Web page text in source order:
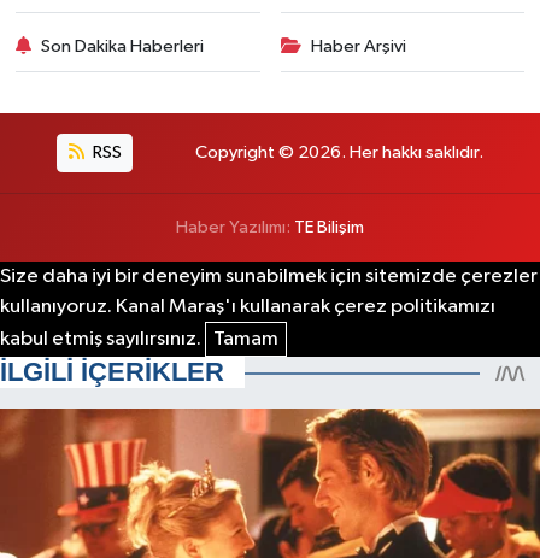
Son Dakika Haberleri Haber Arşivi
RSS Copyright © 2026. Her hakkı saklıdır.
Haber Yazılımı: TE Bilişim
Size daha iyi bir deneyim sunabilmek için sitemizde çerezler
kullanıyoruz. Kanal Maraş'ı kullanarak çerez politikamızı
kabul etmiş sayılırsınız.
Tamam